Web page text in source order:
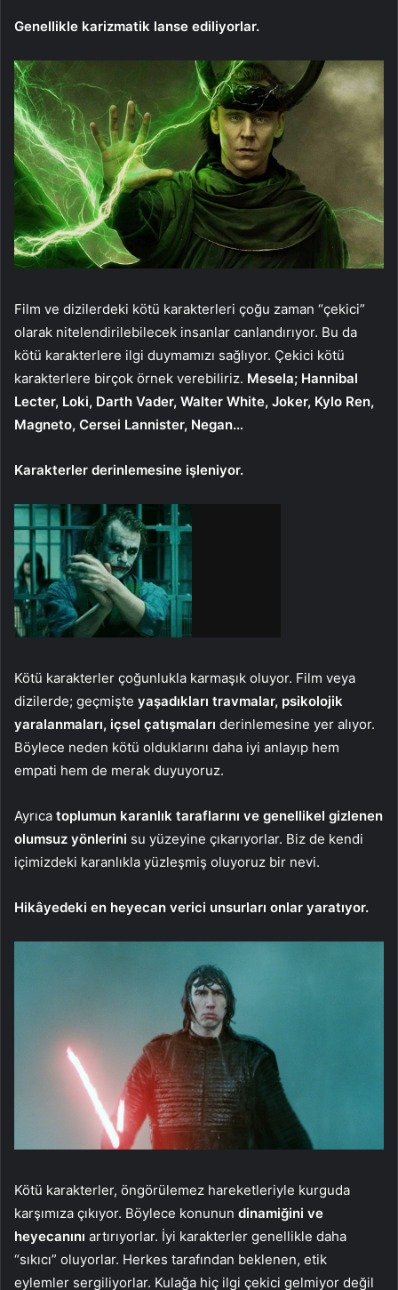
Genellikle karizmatik lanse ediliyorlar.
Film ve dizilerdeki kötü karakterleri çoğu zaman “çekici”
olarak nitelendirilebilecek insanlar canlandırıyor. Bu da
kötü karakterlere ilgi duymamızı sağlıyor. Çekici kötü
karakterlere birçok örnek verebiliriz. Mesela; Hannibal
Lecter, Loki, Darth Vader, Walter White, Joker, Kylo Ren,
Magneto, Cersei Lannister, Negan…
Karakterler derinlemesine işleniyor.
Kötü karakterler çoğunlukla karmaşık oluyor. Film veya
dizilerde; geçmişte yaşadıkları travmalar, psikolojik
yaralanmaları, içsel çatışmaları derinlemesine yer alıyor.
Böylece neden kötü olduklarını daha iyi anlayıp hem
empati hem de merak duyuyoruz.
Ayrıca toplumun karanlık taraflarını ve genellikel gizlenen
olumsuz yönlerini su yüzeyine çıkarıyorlar. Biz de kendi
içimizdeki karanlıkla yüzleşmiş oluyoruz bir nevi.
Hikâyedeki en heyecan verici unsurları onlar yaratıyor.
Kötü karakterler, öngörülemez hareketleriyle kurguda
karşımıza çıkıyor. Böylece konunun dinamiğini ve
heyecanını artırıyorlar. İyi karakterler genellikle daha
“sıkıcı” oluyorlar. Herkes tarafından beklenen, etik
eylemler sergiliyorlar. Kulağa hiç ilgi çekici gelmiyor değil